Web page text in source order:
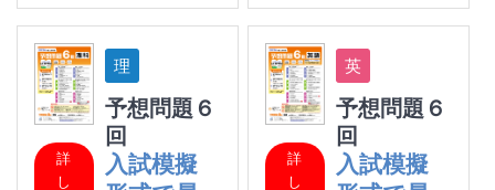
詳
し
予想問題６
回
入試模擬
詳
し
予想問題６
回
入試模擬